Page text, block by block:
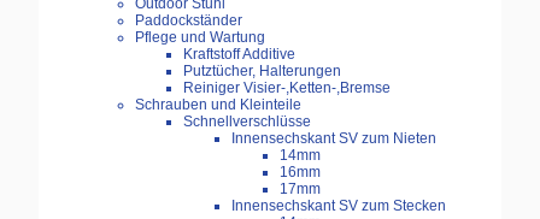
Outdoor Stuhl
Paddockständer
Pflege und Wartung
Kraftstoff Additive
Putztücher, Halterungen
Reiniger Visier-,Ketten-,Bremse
Schrauben und Kleinteile
Schnellverschlüsse
Innensechskant SV zum Nieten
14mm
16mm
17mm
Innensechskant SV zum Stecken